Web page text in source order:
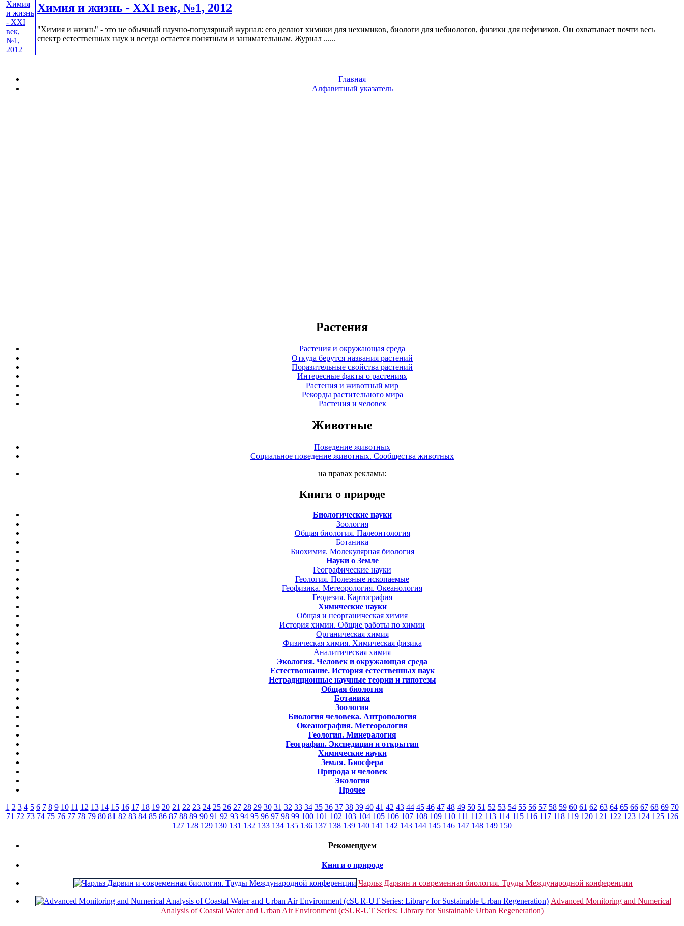
Химия и жизнь - XXI век, №1, 2012
"Химия и жизнь" - это не обычный научно-популярный журнал: его делают химики для нехимиков, биологи для небиологов, физики для нефизиков. Он охватывает почти весь
спектр естественных наук и всегда остается понятным и занимательным. Журнал ......
Главная
Алфавитный указатель
Растения
Растения и окружающая среда
Откуда берутся названия растений
Поразительные свойства растений
Интересные факты о растениях
Растения и животный мир
Рекорды растительного мира
Растения и человек
Животные
Поведение животных
Социальное поведение животных. Сообщества животных
на правах рекламы:
Книги о природе
Биологические науки
Зоология
Общая биология. Палеонтология
Ботаника
Биохимия. Молекулярная биология
Науки о Земле
Географические науки
Геология. Полезные ископаемые
Геофизика. Метеорология. Океанология
Геодезия. Картография
Химические науки
Общая и неорганическая химия
История химии. Общие работы по химии
Органическая химия
Физическая химия. Химическая физика
Аналитическая химия
Экология. Человек и окружающая среда
Естествознание. История естественных наук
Нетрадиционные научные теории и гипотезы
Общая биология
Ботаника
Зоология
Биология человека. Антропология
Океанография. Метеорология
Геология. Минералогия
География. Экспедиции и открытия
Химические науки
Земля. Биосфера
Природа и человек
Экология
Прочее
1 2 3 4 5 6 7 8 9 10 11 12 13 14 15 16 17 18 19 20 21 22 23 24 25 26 27 28 29 30 31 32 33 34 35 36 37 38 39 40 41 42 43 44 45 46 47 48 49 50 51 52 53 54 55 56 57 58 59 60 61 62 63 64 65 66 67 68 69 70
71 72 73 74 75 76 77 78 79 80 81 82 83 84 85 86 87 88 89 90 91 92 93 94 95 96 97 98 99 100 101 102 103 104 105 106 107 108 109 110 111 112 113 114 115 116 117 118 119 120 121 122 123 124 125 126
127 128 129 130 131 132 133 134 135 136 137 138 139 140 141 142 143 144 145 146 147 148 149 150
Рекомендуем
Книги о природе
Чарльз Дарвин и современная биология. Труды Международной конференции
Advanced Monitoring and Numerical
Analysis of Coastal Water and Urban Air Environment (cSUR-UT Series: Library for Sustainable Urban Regeneration)